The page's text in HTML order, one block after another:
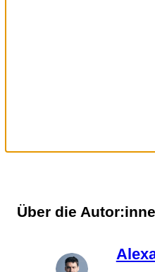
Über die